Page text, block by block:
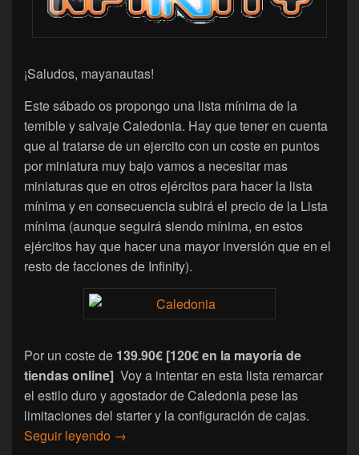
¡Saludos, mayanautas!
Este sábado os propongo una lista mínima de la
temible y salvaje Caledonia. Hay que tener en cuenta
que al tratarse de un ejercito con un coste en puntos
por miniatura muy bajo vamos a necesitar mas
miniaturas que en otros ejércitos para hacer la lista
mínima y en consecuencia subirá el precio de la Lista
mínima (aunque seguirá siendo mínima, en estos
ejércitos hay que hacer una mayor inversión que en el
resto de facciones de Infinity).
Por un coste de 139.90€ [120€ en la mayoría de
tiendas online] Voy a intentar en esta lista remarcar
el estilo duro y agostador de Caledonia pese las
limitaciones del starter y la configuración de cajas.
Seguir leyendo [Infinity] Lista mínima: Caledonia
→